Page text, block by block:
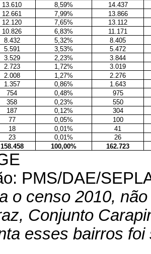
13.610 8,59%
14.437
12.661 7,99%
13.866
12.120 7,65%
13.112
10.826 6,83%
11.171
8.432 5,32%
8.405
5.591 3,53%
5.472
3.529 2,23%
3.844
2.723 1,72%
3.019
2.008 1,27%
2.276
1.357 0,86%
1.643
754 0,48%
975
358 0,23%
550
187 0,12%
304
77 0,05%
100
18 0,01%
41
23 0,01%
26
158.458 100,00% 162.723
PMS/DAE/
o censo 2010,
Conjunto
esses bairros